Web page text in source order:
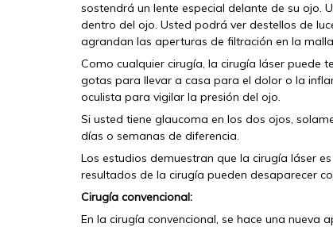
sostendrá un lente especial delante de su ojo.
dentro del ojo. Usted podrá ver destellos de
agrandan las aperturas de filtración en la
Como cualquier cirugía, la cirugía láser puede
gotas para llevar a casa para el dolor o la
oculista para vigilar la presión del ojo.
Si usted tiene glaucoma en los dos ojos,
días o semanas de diferencia.
Los estudios demuestran que la cirugía láser
resultados de la cirugía pueden desaparecer
Cirugía convencional:
En la cirugía convencional, se hace una